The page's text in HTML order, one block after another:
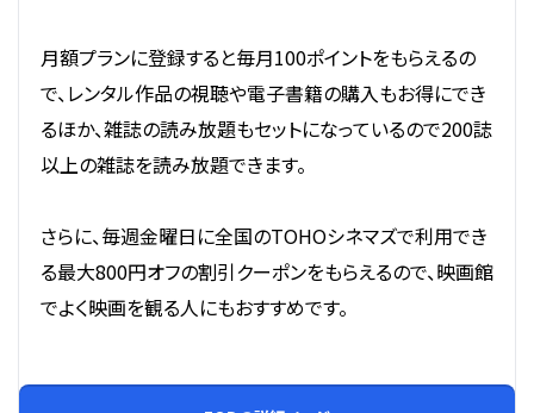
月額プランに登録すると毎月100ポイントをもらえるの
で、レンタル作品の視聴や電子書籍の購入もお得にでき
るほか、雑誌の読み放題もセットになっているので200誌
以上の雑誌を読み放題できます。
さらに、毎週金曜日に全国のTOHOシネマズで利用でき
る最大800円オフの割引クーポンをもらえるので、映画館
でよく映画を観る人にもおすすめです。